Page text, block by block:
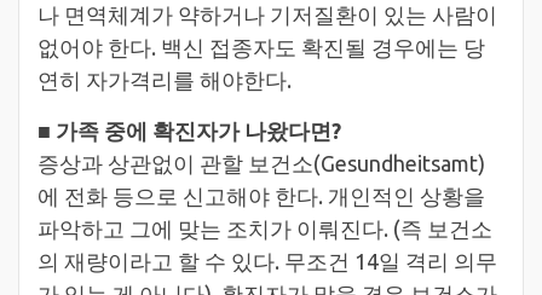
나 면역체계가 약하거나 기저질환이 있는 사람이
없어야 한다. 백신 접종자도 확진될 경우에는 당
연히 자가격리를 해야한다.
■ 가족 중에 확진자가 나왔다면?
증상과 상관없이 관할 보건소(Gesundheitsamt)
에 전화 등으로 신고해야 한다. 개인적인 상황을
파악하고 그에 맞는 조치가 이뤄진다. (즉 보건소
의 재량이라고 할 수 있다. 무조건 14일 격리 의무